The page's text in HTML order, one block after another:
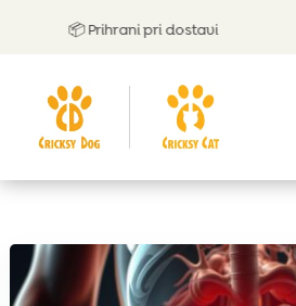
📦 Prihrani pri dostavi